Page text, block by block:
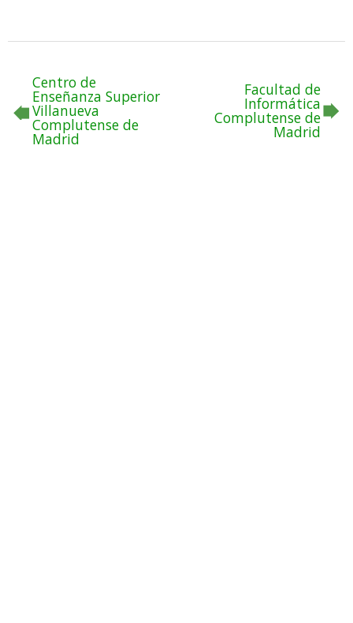
Centro de
Enseñanza Superior
Villanueva
Complutense de
Madrid
Facultad de
Informática
Complutense de
Madrid